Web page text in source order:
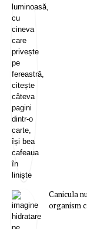
Canicula
organism